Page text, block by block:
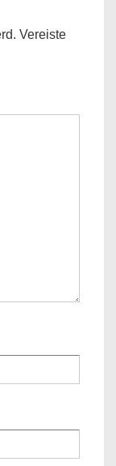
Vereiste